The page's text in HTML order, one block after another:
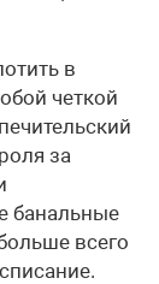
в
четкой
за
банальные
всего